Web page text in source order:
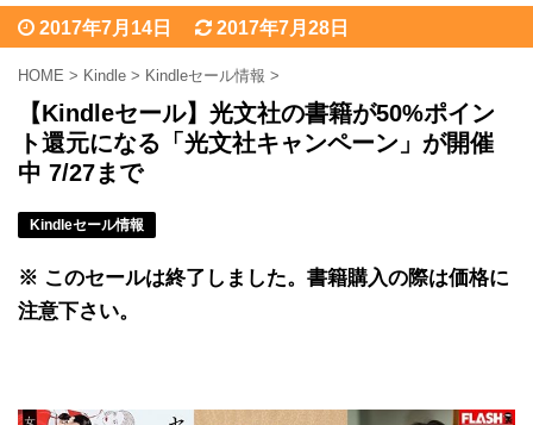
2017年7月14日 2017年7月28日
HOME > Kindle > Kindleセール情報 >
【Kindleセール】光文社の書籍が50%ポイン
ト還元になる「光文社キャンペーン」が開催
中 7/27まで
Kindleセール情報
※ このセールは終了しました。書籍購入の際は価格に
注意下さい。